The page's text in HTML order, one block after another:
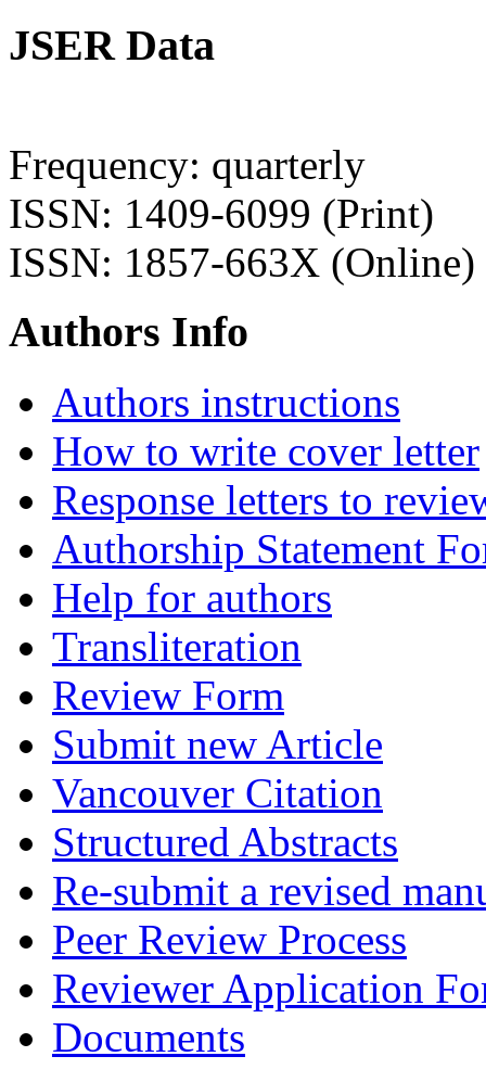
JSER Data
Frequency: quarterly
ISSN: 1409-6099 (Print)
ISSN: 1857-663X (Online)
Authors Info
Authors instructions
How to write cover letter
Response letters to
Authorship Statement
Help for authors
Transliteration
Review Form
Submit new Article
Vancouver Citation
Structured Abstracts
Re-submit a revised
Peer Review Process
Reviewer Application
Documents